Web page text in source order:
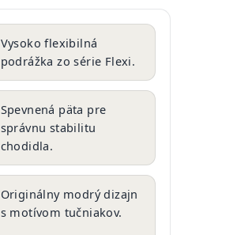
Vysoko flexibilná
podrážka zo série Flexi.
Spevnená päta pre
správnu stabilitu
chodidla.
Originálny modrý dizajn
s motívom tučniakov.